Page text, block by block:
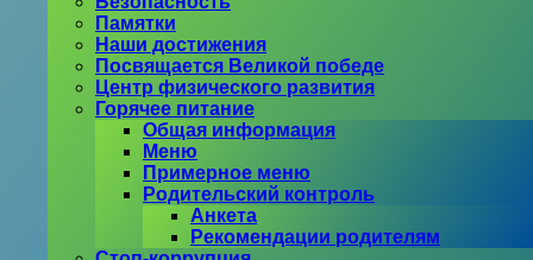
Памятки
Наши достижения
Посвящается Великой победе
Центр физического развития
Горячее питание
Общая информация
Меню
Примерное меню
Родительский контроль
Анкета
Рекомендации родителям